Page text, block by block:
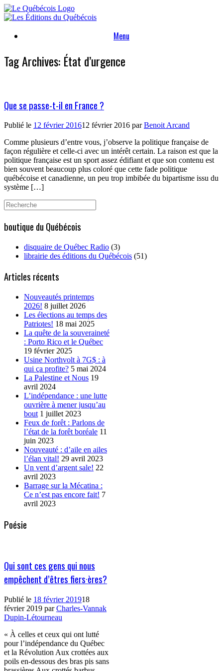
Skip
to
Menu
Tag Archives: État d’urgence
Que se passe-t-il en France ?
Publié le 12 février 201612 février 2016 parBenoit Arcand
Comme plusieurs d’entre vous, j’observe la politique française de
façon régulière et celle-ci avec un intérêt certain. La raison est que la
politique française est un sport assez édifiant et que son contenu est
bien souvent beaucoup plus coloré que cette fade politique
québécoise et canadienne, un peu trop imbibée du bipartisme issu du
système […]
Search
for:
boutique du Québécois
disquaire de Québec Radio (3)
librairie des éditions du Québécois (51)
Articles récents
Nouveautés printemps
2026! 8 juillet 2026
Les élections au temps des
Patriotes! 18 mai 2025
La quête de la souveraineté
: Porto Rico et le Québec
19 février 2025
Usine Northvolt à 7G$ : à
qui ça profite? 5 mai 2024
La Palestine et Nous 19
avril 2024
L’indépendance : une lutte
ouvrière à mener jusqu’au
bout 1 juillet 2023
Feux de forêt : Parlons de
l’état de la forêt boréale 11
juin 2023
Nouveauté : d’aile en ailes
l’élan vital! 29 avril 2023
Un vent d’argent sale! 22
avril 2023
Barrage sur la Mécatina :
Ce n’est pas encore fait! 7
avril 2023
Poésie
Qui sont ces gens qui nous
empêchent d’êtres fiers·ères?
Publié le 18 février 201918
février 2019 parCharles-Vannak
Dupin-Létourneau
« À celles et ceux qui ont lutté
pour l’indépendance du Québec
et la Révolution Aux crottées aux
poils en-dessous des bras pis sans